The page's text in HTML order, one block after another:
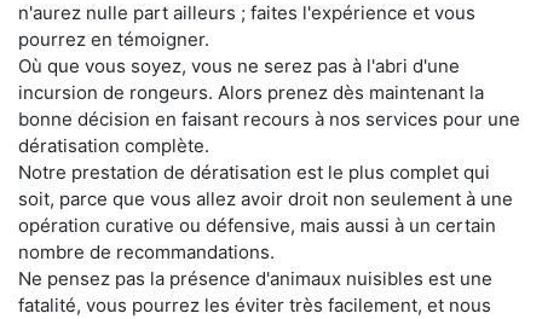
n'aurez nulle part ailleurs ; faites l'expérience et vous
pourrez en témoigner.
Où que vous soyez, vous ne serez pas à l'abri d'une
incursion de rongeurs. Alors prenez dès maintenant la
bonne décision en faisant recours à nos services pour une
dératisation complète.
Notre prestation de dératisation est le plus complet qui
soit, parce que vous allez avoir droit non seulement à une
opération curative ou défensive, mais aussi à un certain
nombre de recommandations.
Ne pensez pas la présence d'animaux nuisibles est une
fatalité, vous pourrez les éviter très facilement, et nous